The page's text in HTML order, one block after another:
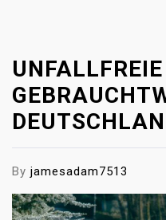
UNFALLFREIE
By jamesadam7513